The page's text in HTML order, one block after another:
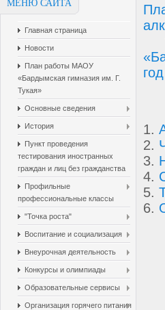
МЕНЮ САЙТА
Главная страница
Новости
План работы МАОУ
«Бардымская гимназия им. Г.
Тукая»
Основные сведения
История
Пункт проведения
тестирования иностранных
граждан и лиц без гражданства
Профильные
профессиональные классы
"Точка роста"
Воспитание и социализация
Внеурочная деятельность
Конкурсы и олимпиады
Образовательные сервисы
Организация горячего питания
год
1.
2.
3.
4.
5.
6.